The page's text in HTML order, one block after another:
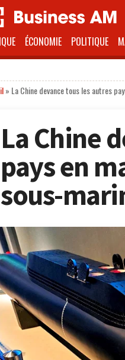
ÉCONOMIE POLITIQUE
» La Chine devance tous les autres
La Chine
pays en
sous-